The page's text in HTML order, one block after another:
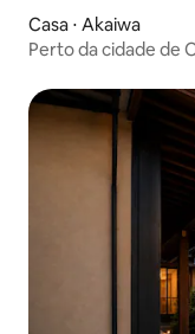
Casa ⋅ Akaiwa
Perto da cidade de